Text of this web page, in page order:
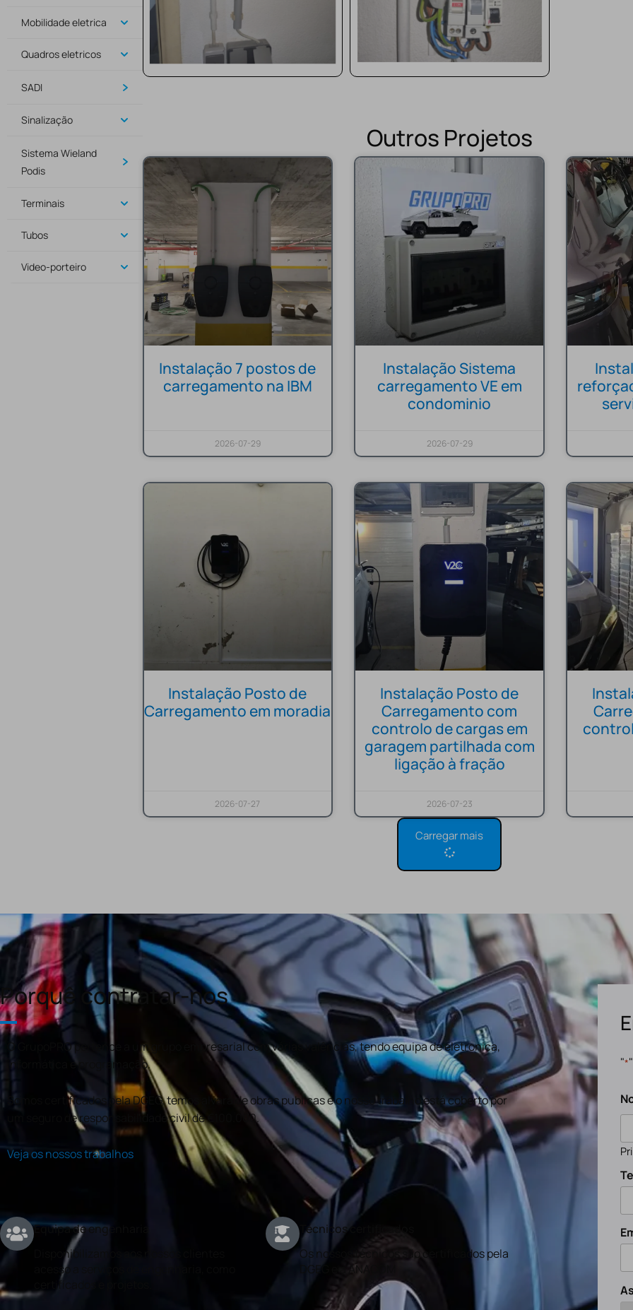
Mobilidade eletrica
Quadros eletricos
SADI
Sinalização
Sistema Wieland
Podis
Terminais
Tubos
Video-porteiro
Outros Projetos
Instalação 7 postos de
carregamento na IBM
2026-07-29
Instalação Sistema
carregamento VE em
condominio
2026-07-29
Instalação Posto de
Carregamento em moradia
2026-07-27
Instalação Posto de
Carregamento com
controlo de cargas em
garagem partilhada com
ligação à fração
2026-07-23
Carregar mais
Porquê contratar-nos
O GrupoPRO pertence a um grupo empresarial com várias valências, tendo equipa de eletronica,
informática e programação.
Somos certificados pela DGEG, temos alvará de obras publicas e o nosso trabalho está coberto por
um seguro de responsabilidade civil de €100.000.
Veja os nossos trabalhos
Equipa de engenharia
Disponibilizamos aos nossos clientes
acesso a serviços de engenharia, como
certificados e projetos.
Técnicos certificados
Os nossos técnicos são certificados pela
DGEG e a ANACOM
"*